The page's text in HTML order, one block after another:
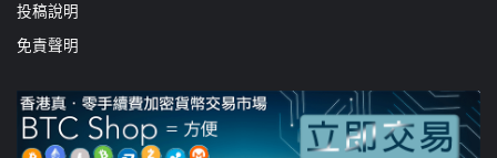
投稿說明
免責聲明